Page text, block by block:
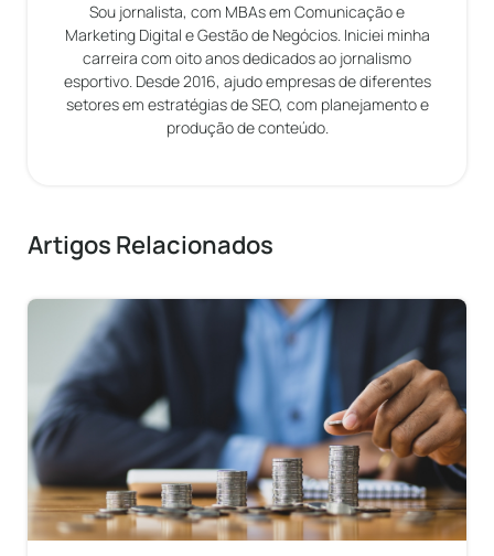
Sou jornalista, com MBAs em Comunicação e
Marketing Digital e Gestão de Negócios. Iniciei minha
carreira com oito anos dedicados ao jornalismo
esportivo. Desde 2016, ajudo empresas de diferentes
setores em estratégias de SEO, com planejamento e
produção de conteúdo.
Artigos Relacionados